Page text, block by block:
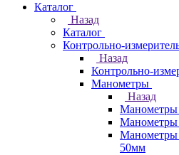
Каталог
Назад
Каталог
Контрольно-
Назад
Контрольно-
Манометры
Назад
Манометры
50мм